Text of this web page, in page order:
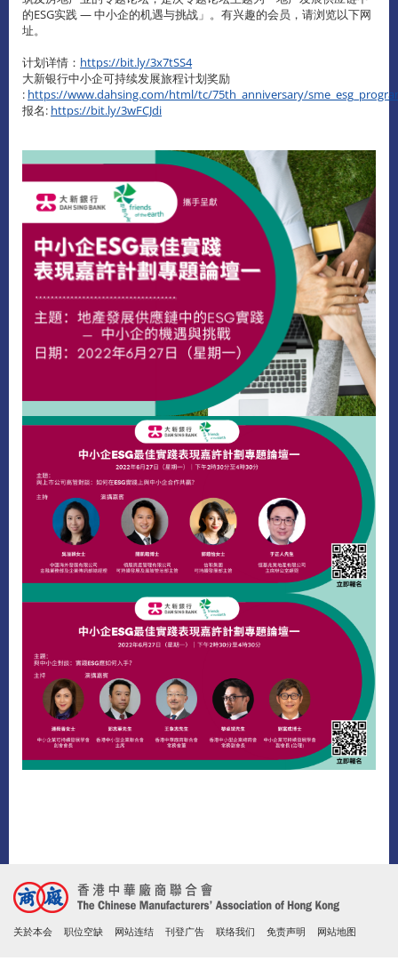
的ESG实践 — 中小企的机遇与挑战」。有兴趣的会员，请浏览以下网
址。
计划详情： https://bit.ly/3x7tSS4
大新银行中小企可持续发展旅程计划奖励
: https://www.dahsing.com/html/tc/75th_anniversary/
报名: https://bit.ly/3wFCJdi
关於本会 职位空缺 网站连结 刊登广告 联络我们 免责声明 网站地图